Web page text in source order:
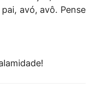
avó, avô. Pense